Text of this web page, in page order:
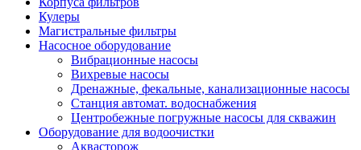
Кулеры
Магистральные фильтры
Насосное оборудование
Вибрационные насосы
Вихревые насосы
Дренажные, фекальные, канализационные насосы
Станция автомат. водоснабжения
Центробежные погружные насосы для скважин
Оборудование для водоочистки
Аквасторож